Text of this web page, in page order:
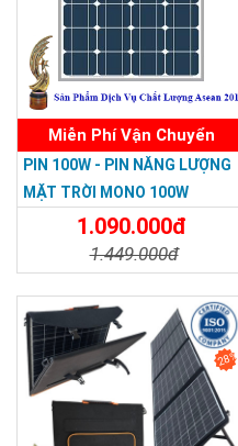
Miễn Phí Vận Chuyển
PIN 100W - PIN NĂNG LƯỢNG
MẶT TRỜI MONO 100W
1.090.000đ
1.449.000đ
28%